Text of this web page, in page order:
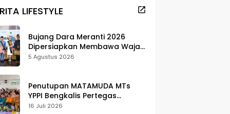
LIFESTYLE
Bujang Dara Meranti 2026
Dipersiapkan Membawa Wajah
Daerah ke Publik
5 Agustus 2026
Penutupan MATAMUDA MTs
YPPI Bengkalis Pertegas
Pendidikan Berbasis Adat dan
16 Juli 2026